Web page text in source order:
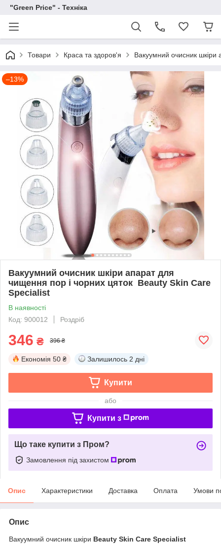
"Green Price" - Техніка
Товари Краса та здоров'я Вакуумний очисник
–13%
Вакуумний очисник шкіри апарат для
чищення пор і чорних цяток Beauty Skin Care
Specialist
В наявності
Код: 900012
Роздріб
346 ₴ 396 ₴
Економія 50 ₴ Залишилось 2 дні
Купити
або
Купити з
Що таке купити з Пром?
Замовлення під захистом
Опис Характеристики Доставка Оплата Умови
Опис
Вакуумний очисник шкіри Beauty Skin Care Specialist